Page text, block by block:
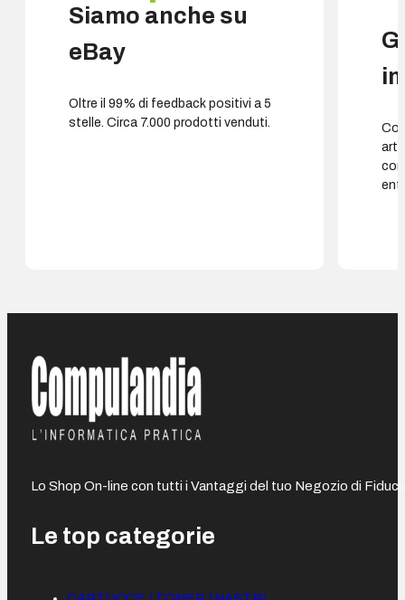
Siamo anche su
eBay
Oltre il 99% di feedback positivi a 5
stelle. Circa 7.000 prodotti venduti.
Lo Shop On-line con tutti i Vantaggi del tuo Negozio di
Le top categorie